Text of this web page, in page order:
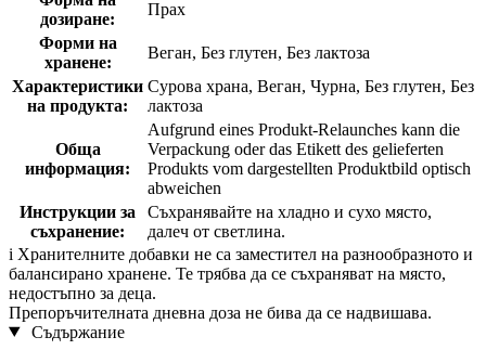
дозиране:
Прах
Форми на
хранене:
Веган, Без глутен, Без лактоза
Характеристики
на продукта:
Сурова храна, Веган, Чурна, Без глутен, Без
лактоза
Обща
информация:
Aufgrund eines Produkt-Relaunches kann die
Verpackung oder das Etikett des gelieferten
Produkts vom dargestellten Produktbild optisch
abweichen
Инструкции за
съхранение:
Съхранявайте на хладно и сухо място,
далеч от светлина.
i Хранителните добавки не са заместител на разнообразното и
балансирано хранене. Те трябва да се съхраняват на място,
недостъпно за деца.
Препоръчителната дневна доза не бива да се надвишава.
Съдържание